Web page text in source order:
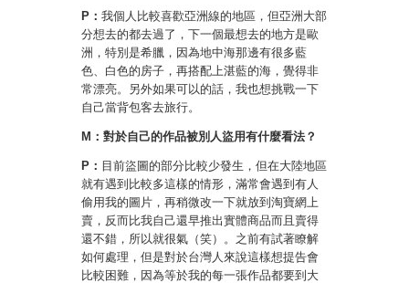
P： 我個人比較喜歡亞洲線的地區，但亞洲大部
分想去的都去過了，下一個最想去的地方是歐
洲，特別是希臘，因為地中海那邊有很多藍
色、白色的房子，再搭配上湛藍的海，覺得非
常漂亮。另外如果可以的話，我也想挑戰一下
自己當背包客去旅行。
M：對於自己的作品被別人盜用有什麼看法？
P： 目前盜圖的部分比較少發生，但在大陸地區
就有遇到比較多這樣的情形，滿常會遇到有人
偷用我的圖片，再稍微改一下就放到淘寶網上
賣，反而比我自己還早推出實體商品而且賣得
還不錯，所以就很氣（笑）。之前有試著瞭解
如何處理，但是對於台灣人來說這樣想提告會
比較困難，因為等於我的每一張作品都要到大